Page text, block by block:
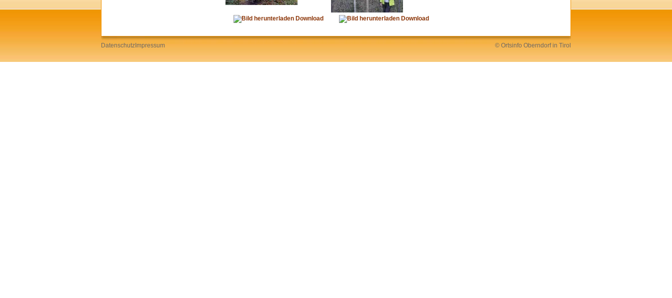
Download Download
Datenschutz Impressum © Ortsinfo Oberndorf in Tirol